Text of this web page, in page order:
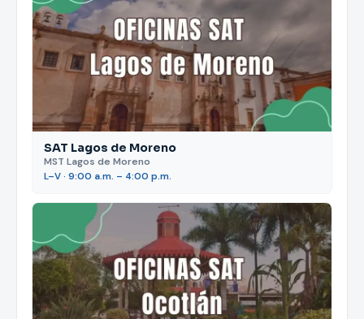
SAT Lagos de Moreno
MST Lagos de Moreno
L–V · 9:00 a.m. – 4:00 p.m.